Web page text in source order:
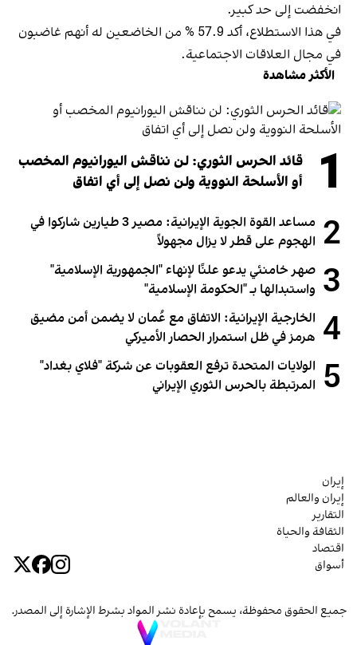
انخفضت إلى حد كبير.
في هذا الاستطلاع، أكد 57.9 % من الخاضعين له أنهم غاضبون
في مجال العلاقات الاجتماعية.
الأكثر مشاهدة
1
قائد الحرس الثوري: لن نناقش اليورانيوم المخصب
أو الأسلحة النووية ولن نصل إلى أي اتفاق
2
مساعد القوة الجوية الإيرانية: مصير 3 طيارين شاركوا في
الهجوم على قطر لا يزال مجهولاً
3 صهر خامنئي يدعو علنًا لإنهاء "الجمهورية الإسلامية"
واستبدالها بـ "الحكومة الإسلامية"
4 الخارجية الإيرانية: الاتفاق مع عُمان لا يضمن أمن مضيق
هرمز في ظل استمرار الحصار الأميركي
5 الولايات المتحدة ترفع العقوبات عن شركة "فلاي بغداد"
المرتبطة بالحرس الثوري الإيراني
إيران
إيران والعالم
التقارير
الثقافة والحياة
اقتصاد
أسواق
جميع الحقوق محفوظة، يسمح بإعادة نشر المواد بشرط الإشارة إلى المصدر.